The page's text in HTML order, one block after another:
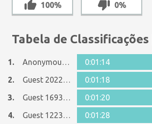
100% 0%
Tabela de Classificações
1. Anonymous 341097
0:01:14
2.
Guest 20229790
0:01:18
3.
Guest 16934092
0:01:20
4.
Guest 12237642
0:01:28